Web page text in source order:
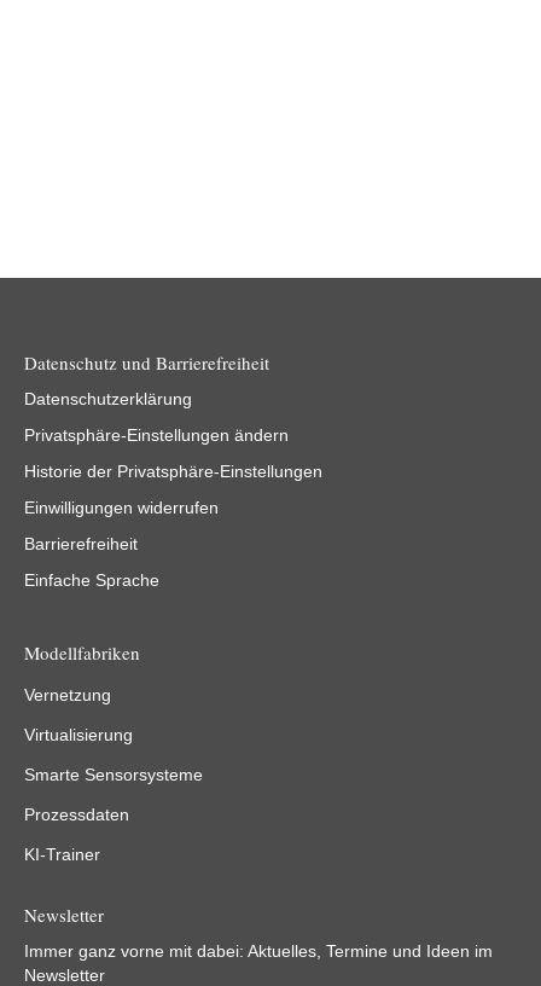
Datenschutz und Barrierefreiheit
Datenschutzerklärung
Privatsphäre-Einstellungen ändern
Historie der Privatsphäre-Einstellungen
Einwilligungen widerrufen
Barrierefreiheit
Einfache Sprache
Modellfabriken
Vernetzung
Virtualisierung
Smarte Sensorsysteme
Prozessdaten
KI-Trainer
Newsletter
Immer ganz vorne mit dabei: Aktuelles, Termine und Ideen im
Newsletter